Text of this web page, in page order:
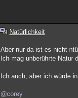
Natürlichkeit
Aber nur da ist es nicht
Ich mag unberührte Natur
Ich auch, aber ich würde
@corey